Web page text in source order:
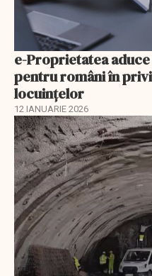
e-Proprietatea
pentru români în
locuințelor
12 IANUARIE 2026